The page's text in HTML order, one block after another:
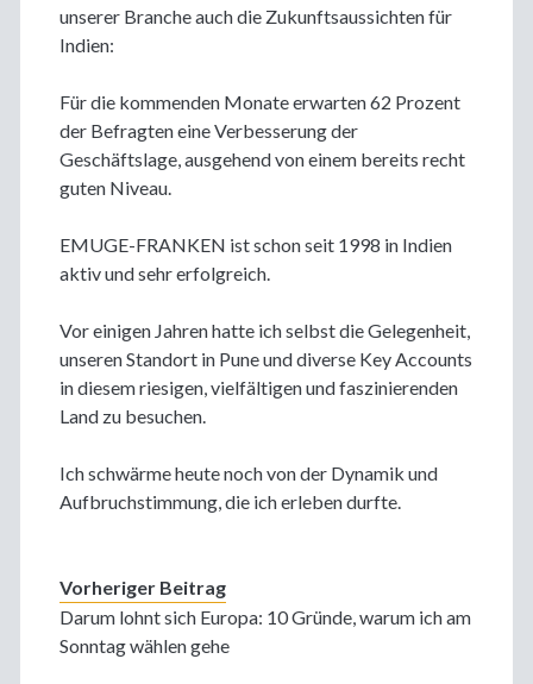
unserer Branche auch die Zukunftsaussichten für
Indien:
Für die kommenden Monate erwarten 62 Prozent
der Befragten eine Verbesserung der
Geschäftslage, ausgehend von einem bereits recht
guten Niveau.
EMUGE-FRANKEN ist schon seit 1998 in Indien
aktiv und sehr erfolgreich.
Vor einigen Jahren hatte ich selbst die Gelegenheit,
unseren Standort in Pune und diverse Key Accounts
in diesem riesigen, vielfältigen und faszinierenden
Land zu besuchen.
Ich schwärme heute noch von der Dynamik und
Aufbruchstimmung, die ich erleben durfte.
Vorheriger Beitrag
Darum lohnt sich Europa: 10 Gründe, warum ich am
Sonntag wählen gehe